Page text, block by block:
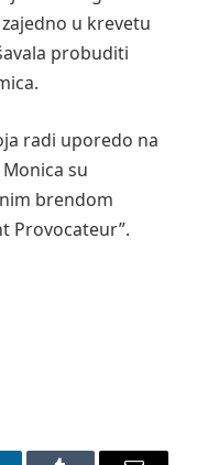
u krevetu
probuditi
radi uporedo na
su
brendom
Provocateur”.